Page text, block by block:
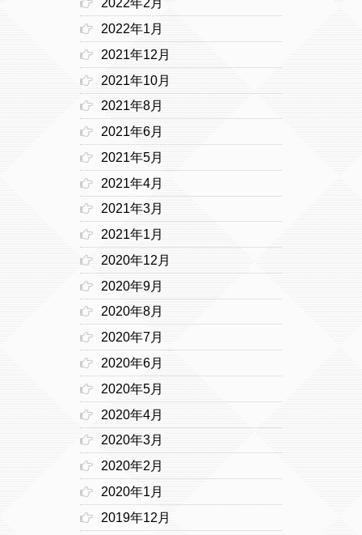
2022年2月
2022年1月
2021年12月
2021年10月
2021年8月
2021年6月
2021年5月
2021年4月
2021年3月
2021年1月
2020年12月
2020年9月
2020年8月
2020年7月
2020年6月
2020年5月
2020年4月
2020年3月
2020年2月
2020年1月
2019年12月